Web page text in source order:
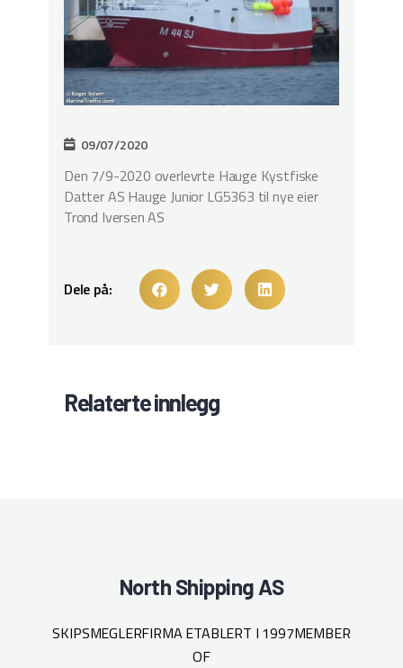
09/07/2020
Den 7/9-2020 overlevrte Hauge Kystfiske
Datter AS Hauge Junior LG5363 til nye eier
Trond Iversen AS
Dele på:
Relaterte innlegg
North Shipping AS
SKIPSMEGLERFIRMA ETABLERT I 1997MEMBER
OF